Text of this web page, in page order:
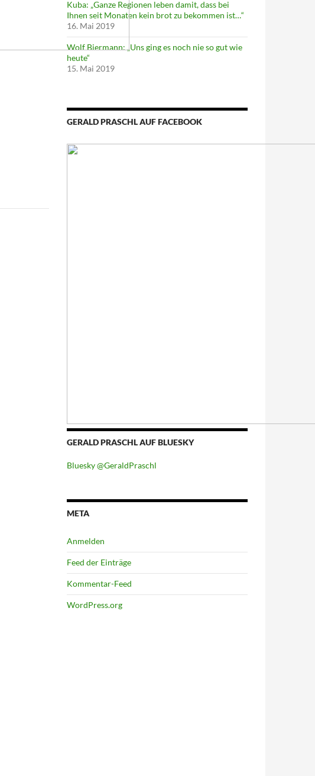
Kuba: „Ganze Regionen leben damit, dass bei
Ihnen seit Monaten kein brot zu bekommen ist…“
16. Mai 2019
Wolf Biermann: „Uns ging es noch nie so gut wie
heute“
15. Mai 2019
GERALD PRASCHL AUF FACEBOOK
GERALD PRASCHL AUF BLUESKY
Bluesky @GeraldPraschl
META
Anmelden
Feed der Einträge
Kommentar-Feed
WordPress.org